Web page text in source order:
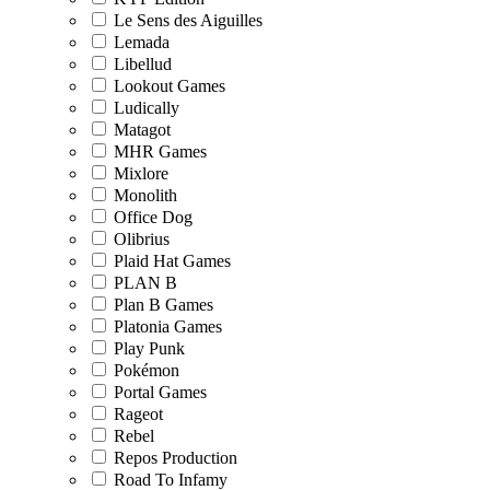
Le Sens des Aiguilles
Lemada
Libellud
Lookout Games
Ludically
Matagot
MHR Games
Mixlore
Monolith
Office Dog
Olibrius
Plaid Hat Games
PLAN B
Plan B Games
Platonia Games
Play Punk
Pokémon
Portal Games
Rageot
Rebel
Repos Production
Road To Infamy